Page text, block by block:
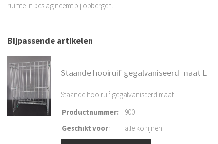
ruimte in beslag neemt bij opbergen.
Bijpassende artikelen
Staande hooiruif gegalvaniseerd maat L
Staande hooiruif gegalvaniseerd maat L
Productnummer:
900
Geschikt voor: alle konijnen